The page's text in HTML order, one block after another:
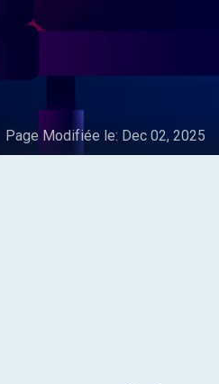
Page Modifiée le: Dec 02, 2025